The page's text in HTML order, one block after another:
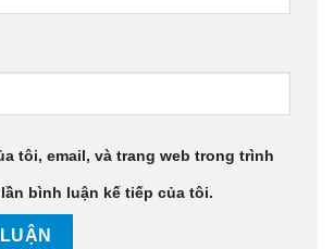
tôi, email, và trang web trong trình
bình luận kế tiếp của tôi.